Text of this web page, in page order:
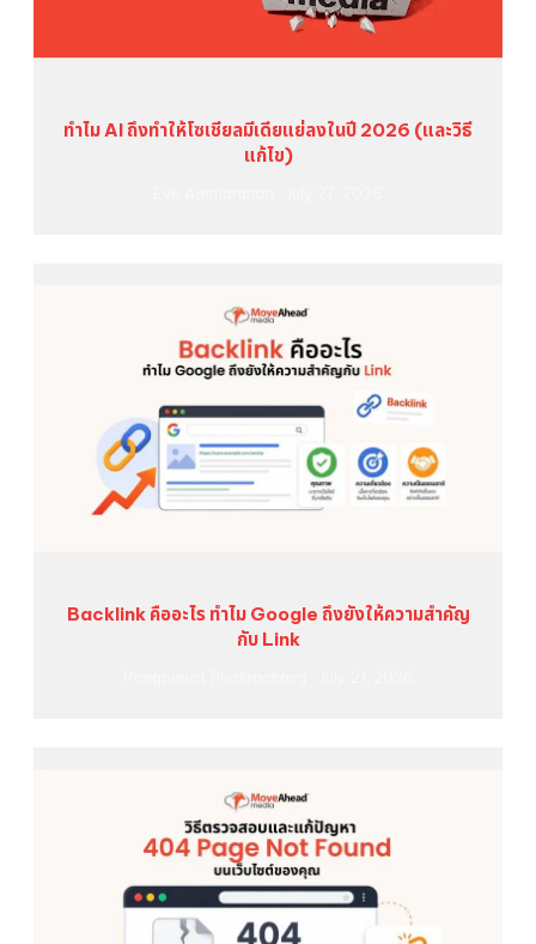
ทำไม AI ถึงทำให้โซเชียลมีเดียแย่ลงในปี 2026 (และวิธี
แก้ไข)
Backlink คืออะไร ทำไม Google ถึงยังให้ความสำคัญ
กับ Link